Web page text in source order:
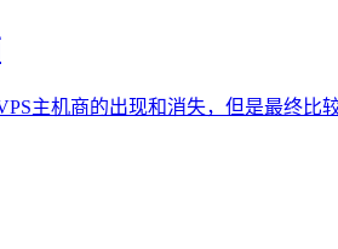
主机商的出现和消失，但是最终比